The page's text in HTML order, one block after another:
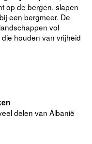
op de bergen, slapen
een bergmeer. De
vol
houden van vrijheid
delen van Albanië